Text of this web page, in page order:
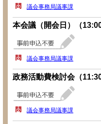
議会事務局議事課
本会議（開会日）（13:00
議会事務局議事課
政務活動費検討会（11:30
議会事務局議事課